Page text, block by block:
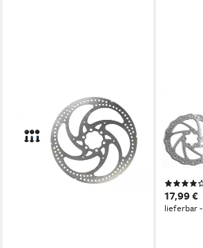
Bremse
17,99 €
lieferbar